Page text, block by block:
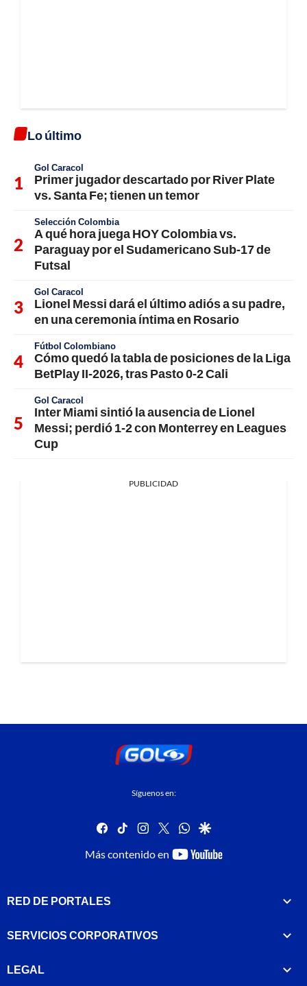
Lo último
Gol Caracol
Primer jugador descartado por River Plate
vs. Santa Fe; tienen un temor
Selección Colombia
A qué hora juega HOY Colombia vs.
Paraguay por el Sudamericano Sub-17 de
Futsal
Gol Caracol
Lionel Messi dará el último adiós a su padre,
en una ceremonia íntima en Rosario
Fútbol Colombiano
Cómo quedó la tabla de posiciones de la Liga
BetPlay II-2026, tras Pasto 0-2 Cali
Gol Caracol
Inter Miami sintió la ausencia de Lionel
Messi; perdió 1-2 con Monterrey en Leagues
Cup
PUBLICIDAD
Síguenos en:
facebook
tiktok instagram
twitterwhatsapp
google
Más contenido en
youtube-
RED DE PORTALES
SERVICIOS CORPORATIVOS
LEGAL